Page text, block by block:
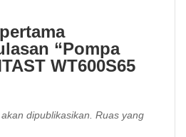
“Pompa
WT600S65
dipublikasikan. Ruas yang